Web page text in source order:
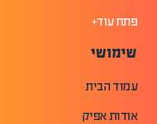
פתח עוד+
שימושי
עמוד הבית
אודות אפיק